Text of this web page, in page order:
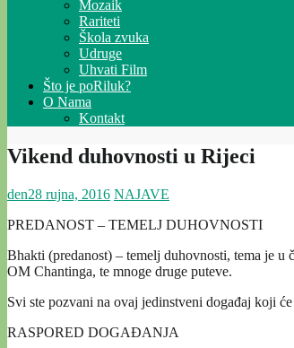
Mozaik
Rariteti
Škola zvuka
Udruge
Uhvati Film
Što je poRiluk?
O Nama
Kontakt
Vikend duhovnosti u Rijeci
den28 rujna, 2016 NAJAVE
PREDANOST – TEMELJ DUHOVNOSTI
Bhakti (predanost) – temelj duhovnosti, tema je u
OM Chantinga, te mnoge druge puteve.
Svi ste pozvani na ovaj jedinstveni događaj koji
RASPORED DOGAĐANJA